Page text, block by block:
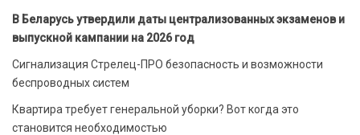
В Беларусь утвердили даты централизованных экзаменов и
выпускной кампании на 2026 год
Сигнализация Стрелец-ПРО безопасность и возможности
беспроводных систем
Квартира требует генеральной уборки? Вот когда это
становится необходимостью